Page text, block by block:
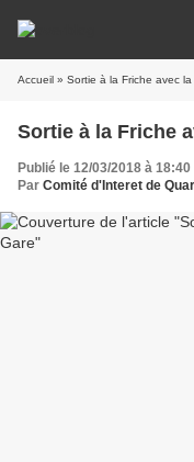
Accueil » Sortie à la Friche avec
Sortie à la Friche
Publié le 12/03/2018 à 18:40
Par Comité d'Interet de